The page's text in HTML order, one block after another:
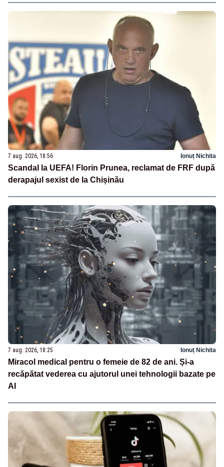
7 aug. 2026, 18:56 Ionuț Nichita
Scandal la UEFA! Florin Prunea, reclamat de FRF după
derapajul sexist de la Chișinău
7 aug. 2026, 18:25 Ionuț Nichita
Miracol medical pentru o femeie de 82 de ani. Și-a
recăpătat vederea cu ajutorul unei tehnologii bazate pe
AI